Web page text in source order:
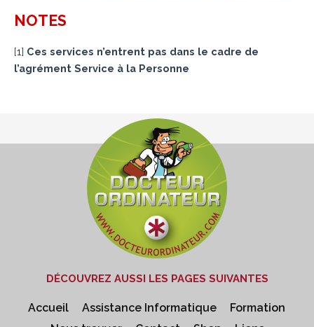
NOTES
[1] Ces services n’entrent pas dans le cadre de
l’agrément Service à la Personne
DÉCOUVREZ AUSSI LES PAGES SUIVANTES
Accueil Assistance Informatique
Formation